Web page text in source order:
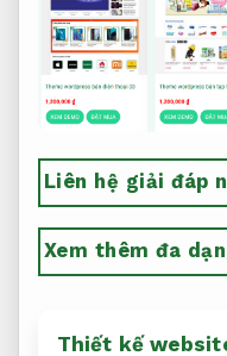
Liên hệ giải đáp
Xem thêm đa
Thiết kế